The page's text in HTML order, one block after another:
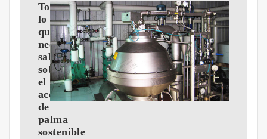
Todo
lo
que
necesita
saber
sobre
el
aceite
de
palma
sostenible